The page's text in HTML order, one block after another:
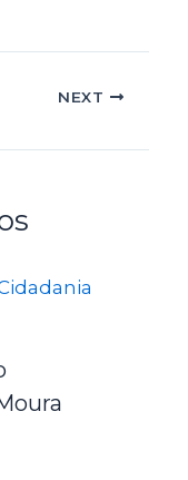
NEXT